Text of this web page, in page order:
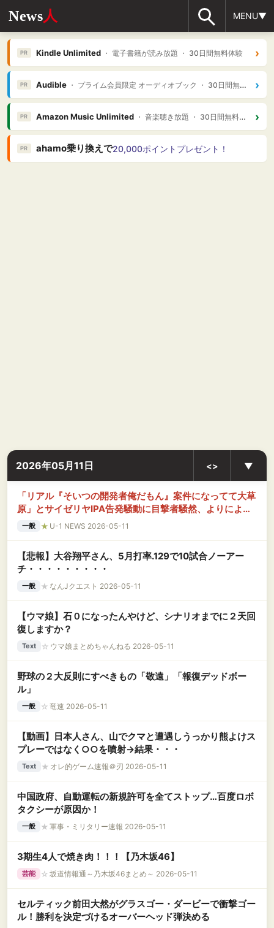
News人 MENU▼
PR Kindle Unlimited・ 電子書籍が読み放題 ・ 30日間無料体験 ›
PR Audible・ プライム会員限定 オーディオブック ・ 30日間無料体験 ›
PR Amazon Music Unlimited・ 音楽聴き放題 ・ 30日間無料体験 ›
PR ahamo乗り換えで20,000ポイントプレゼント！
2026年05月11日 <> ▼
「リアル『そいつの開発者俺だもん』案件になってて大草
原」とサイゼリヤIPA告発騒動に目撃者騒然、よりによっ
てその人に喧嘩を売るとは……
一般 ★ U-1 NEWS 2026-05-11
【悲報】大谷翔平さん、5月打率.129で10試合ノーアー
チ・・・・・・・・・
一般 ★ なんJクエスト 2026-05-11
【ウマ娘】石０になったんやけど、シナリオまでに２天回
復しますか？
Text ☆ ウマ娘まとめちゃんねる 2026-05-11
野球の２大反則にすべきもの「敬遠」「報復デッドボー
ル」
一般 ☆ 竜速 2026-05-11
【動画】日本人さん、山でクマと遭遇しうっかり熊よけス
プレーではなく○○を噴射→結果・・・
Text ★ オレ的ゲーム速報＠刃 2026-05-11
中国政府、自動運転の新規許可を全てストップ…百度ロボ
タクシーが原因か！
一般 ★ 軍事・ミリタリー速報 2026-05-11
3期生4人で焼き肉！！！【乃木坂46】
芸能 ☆ 坂道情報通～乃木坂46まとめ～ 2026-05-11
セルティック前田大然がグラスゴー・ダービーで衝撃ゴー
ル！勝利を決定づけるオーバーヘッド弾決める